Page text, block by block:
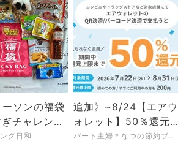
ソンの福袋
ぎチャレンジ
あふれそ
グ日和
追加》~8/24【エアウ
ォレット】50％還元・
30％還元・最大100％
パート主婦＊なつの節約ブログ＊低収入でも心豊かな暮らし